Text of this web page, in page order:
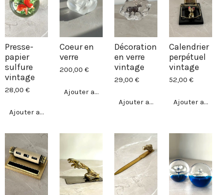
Presse-
papier
sulfure
vintage
28,00 €
Ajouter au panier
Coeur en
verre
200,00 €
Ajouter au panier
Décoration
en verre
vintage
29,00 €
Ajouter au panier
Calendrier
perpétuel
vintage
52,00 €
Ajouter au